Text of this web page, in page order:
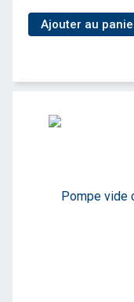
Ajouter au